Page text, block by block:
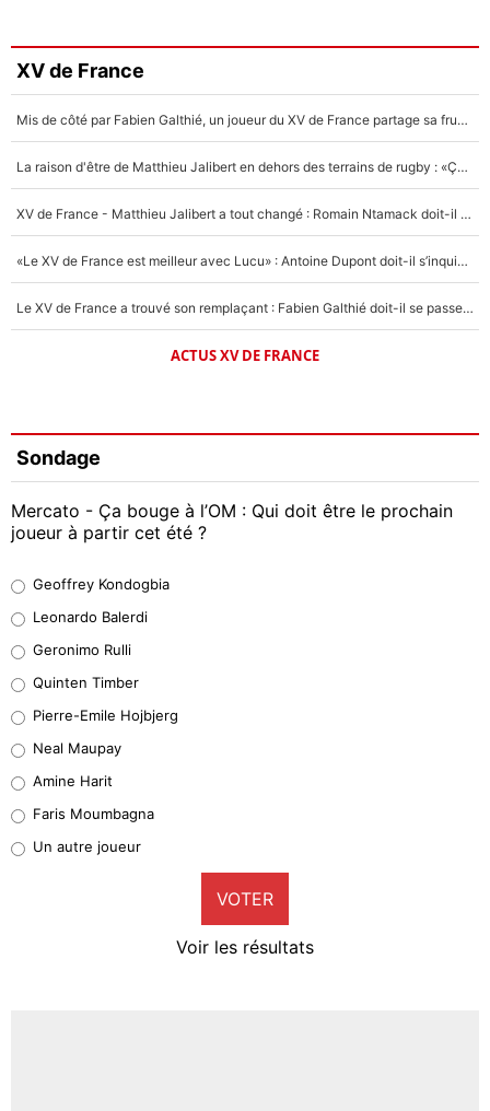
XV de France
Mis de côté par Fabien Galthié, un joueur du XV de France partage sa frustration : «ils ne me l’ont pas dit tout de suite»
La raison d'être de Matthieu Jalibert en dehors des terrains de rugby : «Ça m'atteint autant que si tu touches à un membre de ma famille»
XV de France - Matthieu Jalibert a tout changé : Romain Ntamack doit-il s’inquiéter pour sa place à un an de la Coupe du monde ?
«Le XV de France est meilleur avec Lucu» : Antoine Dupont doit-il s’inquiéter pour sa place ?
Le XV de France a trouvé son remplaçant : Fabien Galthié doit-il se passer d'Antoine Dupont ?
ACTUS XV DE FRANCE
Sondage
Mercato - Ça bouge à l’OM : Qui doit être le prochain
joueur à partir cet été ?
38%
32%
5%
1%
9%
Geoffrey Kondogbia
Leonardo Balerdi
Geronimo Rulli
Quinten Timber
Pierre-Emile Hojbjerg
Neal Maupay
Amine Harit
Faris Moumbagna
Un autre joueur
VOTER
Voir les résultats